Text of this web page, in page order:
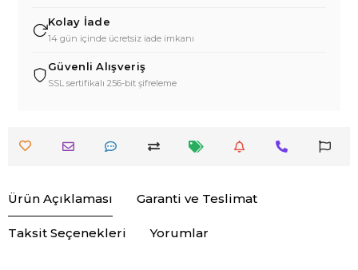
Kolay İade
14 gün içinde ücretsiz iade imkanı
Güvenli Alışveriş
SSL sertifikalı 256-bit şifreleme
Ürün Açıklaması Garanti ve Teslimat
Taksit Seçenekleri Yorumlar